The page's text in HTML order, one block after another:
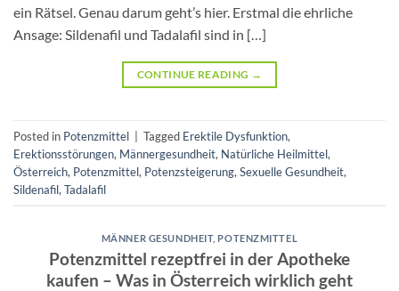
ein Rätsel. Genau darum geht’s hier. Erstmal die ehrliche
Ansage: Sildenafil und Tadalafil sind in […]
CONTINUE READING →
Posted in Potenzmittel | Tagged Erektile Dysfunktion,
Erektionsstörungen, Männergesundheit, Natürliche Heilmittel,
Österreich, Potenzmittel, Potenzsteigerung, Sexuelle Gesundheit,
Sildenafil, Tadalafil
MÄNNER GESUNDHEIT, POTENZMITTEL
Potenzmittel rezeptfrei in der Apotheke
kaufen – Was in Österreich wirklich geht